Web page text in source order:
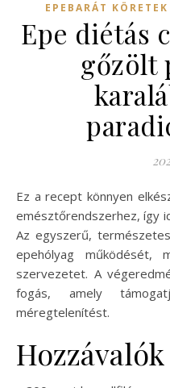
EPEBARÁT
Epe diétás
gőzölt
Ez a recept könnyen elkészíthető, tápláló és kíméletes az
emésztőrendszerhez, így
Az egyszerű,
epehólyag működését,
szervezetet. A
fogás, amely
méregtelenítést.
Hozzávalók